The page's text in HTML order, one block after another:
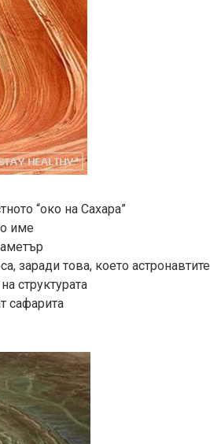
“око на Сахара”
име
заради това, което астронавтите
структурата
сафарита